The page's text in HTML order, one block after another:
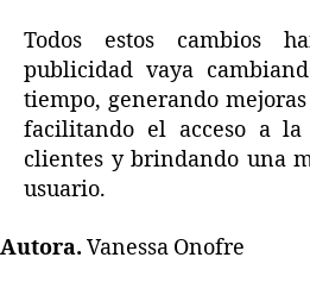
Todos estos cambios
publicidad vaya
tiempo, generando
facilitando el acceso a
clientes y brindando una
usuario.
Autora. Vanessa Onofre